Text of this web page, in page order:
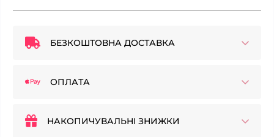
БЕЗКОШТОВНА ДОСТАВКА
ОПЛАТА
НАКОПИЧУВАЛЬНІ ЗНИЖКИ